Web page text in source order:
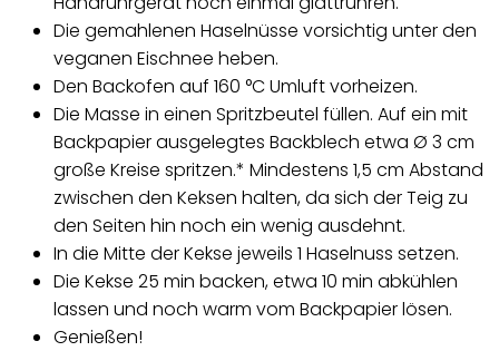
Die gemahlenen Haselnüsse vorsichtig unter den
veganen Eischnee heben.
Den Backofen auf 160 °C Umluft vorheizen.
Die Masse in einen Spritzbeutel füllen. Auf ein mit
Backpapier ausgelegtes Backblech etwa Ø 3 cm
große Kreise spritzen.* Mindestens 1,5 cm Abstand
zwischen den Keksen halten, da sich der Teig zu
den Seiten hin noch ein wenig ausdehnt.
In die Mitte der Kekse jeweils 1 Haselnuss setzen.
Die Kekse 25 min backen, etwa 10 min abkühlen
lassen und noch warm vom Backpapier lösen.
Genießen!